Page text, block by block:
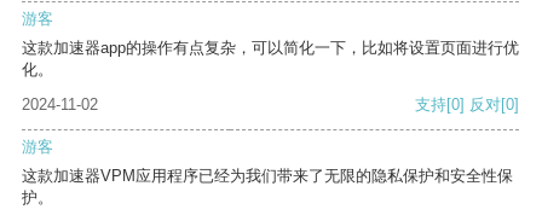
游客
这款加速器app的操作有点复杂，可以简化一下，比如将设置页面进行优
化。
2024-11-02
支持[0] 反对[0]
游客
这款加速器VPM应用程序已经为我们带来了无限的隐私保护和安全性保
护。